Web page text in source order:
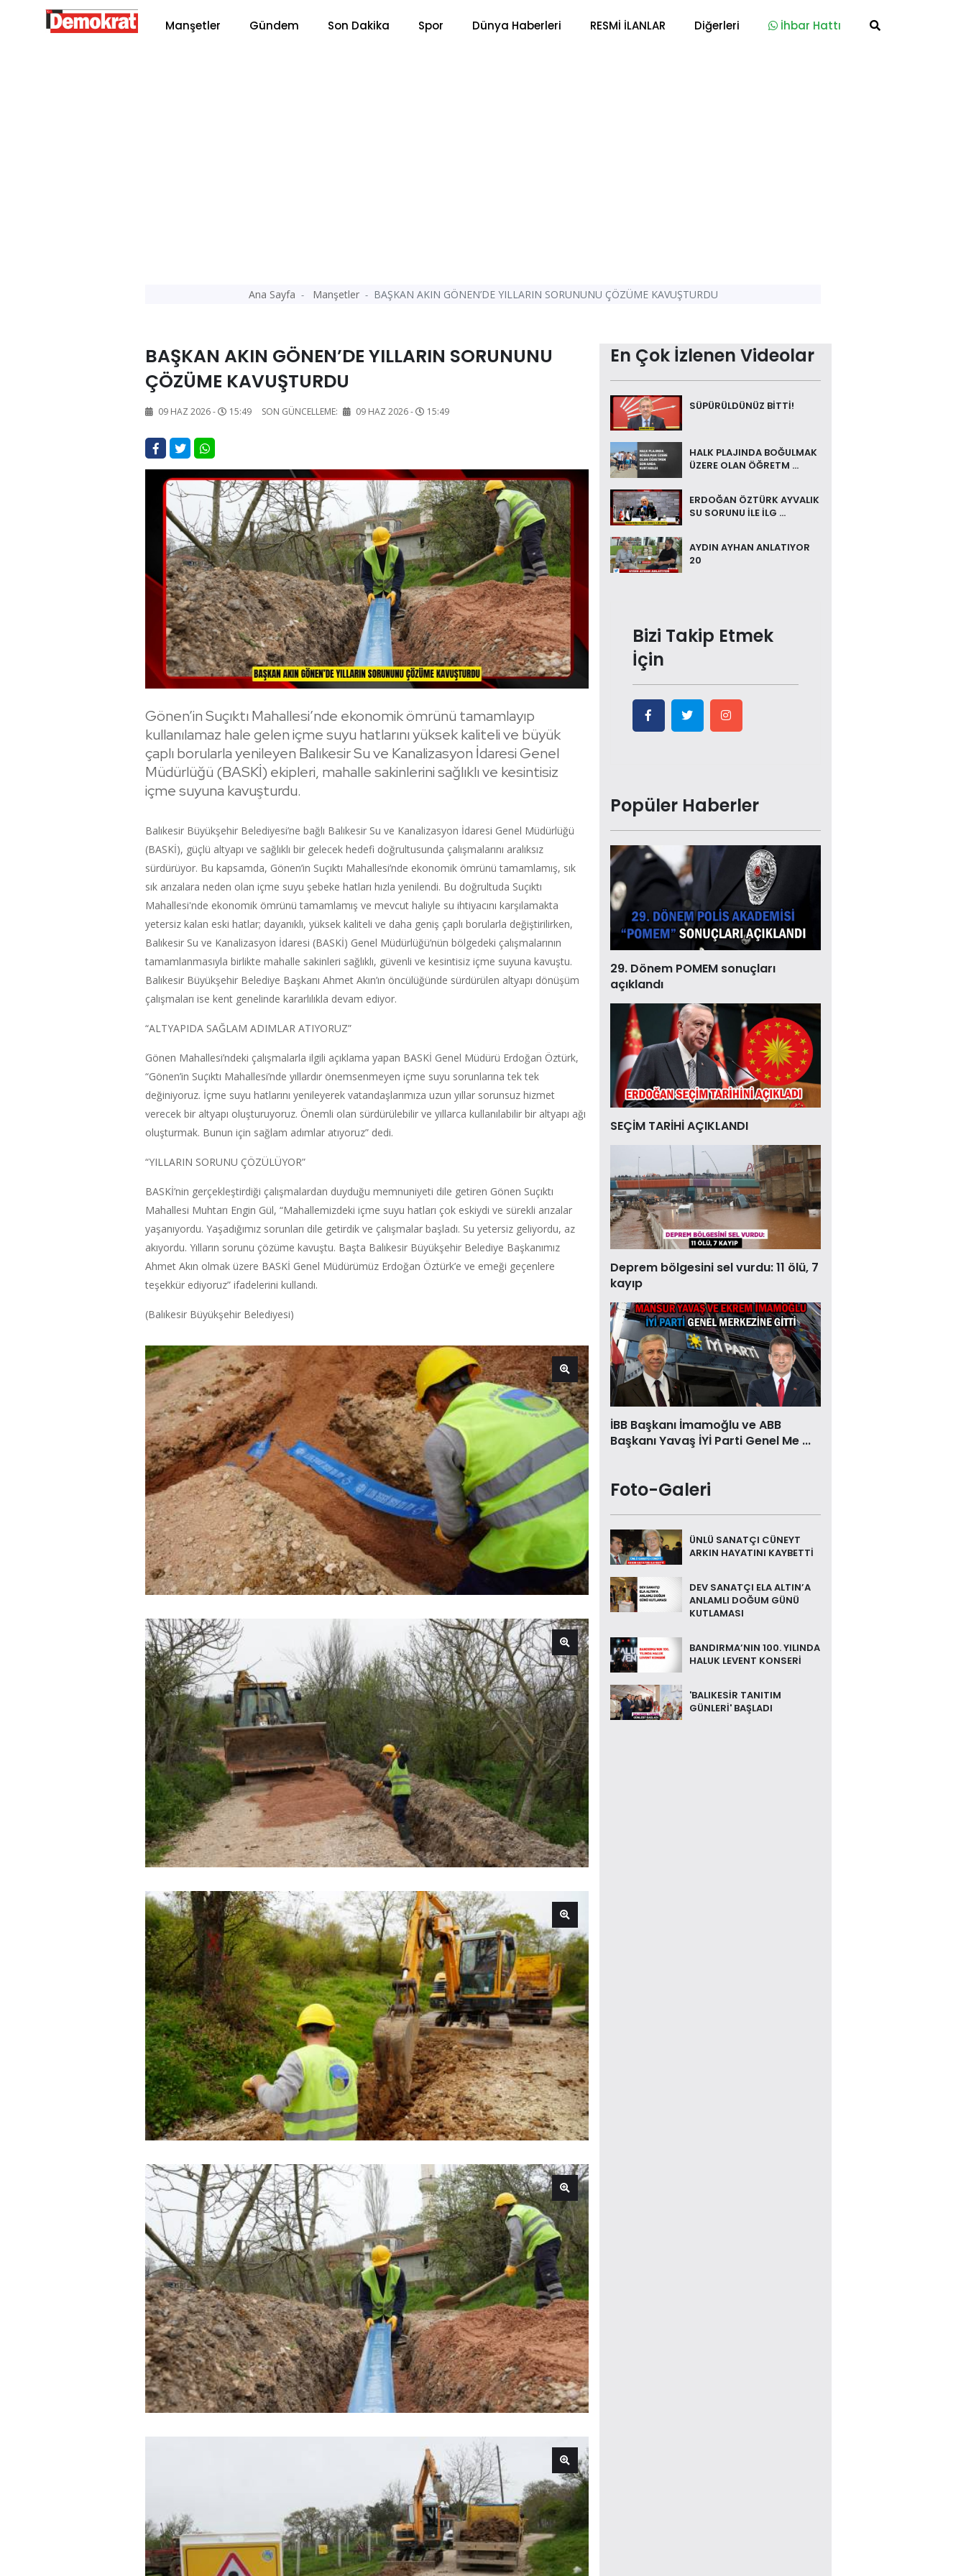
Manşetler Gündem Son Dakika Spor Dünya Haberleri RESMİ İLANLAR Diğerleri İhbar Hattı
Ana Sayfa Manşetler BAŞKAN AKIN GÖNEN’DE YILLARIN SORUNUNU ÇÖZÜME KAVUŞTURDU
BAŞKAN AKIN GÖNEN’DE YILLARIN SORUNUNU
ÇÖZÜME KAVUŞTURDU
09 HAZ 2026 - 15:49 SON GÜNCELLEME: 09 HAZ 2026 - 15:49
Gönen’in Suçıktı Mahallesi’nde ekonomik ömrünü tamamlayıp
kullanılamaz hale gelen içme suyu hatlarını yüksek kaliteli ve büyük
çaplı borularla yenileyen Balıkesir Su ve Kanalizasyon İdaresi Genel
Müdürlüğü (BASKİ) ekipleri, mahalle sakinlerini sağlıklı ve kesintisiz
içme suyuna kavuşturdu.
Balıkesir Büyükşehir Belediyesi’ne bağlı Balıkesir Su ve Kanalizasyon İdaresi Genel Müdürlüğü
(BASKİ), güçlü altyapı ve sağlıklı bir gelecek hedefi doğrultusunda çalışmalarını aralıksız
sürdürüyor. Bu kapsamda, Gönen’in Suçıktı Mahallesi’nde ekonomik ömrünü tamamlamış, sık
sık arızalara neden olan içme suyu şebeke hatları hızla yenilendi. Bu doğrultuda Suçıktı
Mahallesi'nde ekonomik ömrünü tamamlamış ve mevcut haliyle su ihtiyacını karşılamakta
yetersiz kalan eski hatlar; dayanıklı, yüksek kaliteli ve daha geniş çaplı borularla değiştirilirken,
Balıkesir Su ve Kanalizasyon İdaresi (BASKİ) Genel Müdürlüğü’nün bölgedeki çalışmalarının
tamamlanmasıyla birlikte mahalle sakinleri sağlıklı, güvenli ve kesintisiz içme suyuna kavuştu.
Balıkesir Büyükşehir Belediye Başkanı Ahmet Akın’ın öncülüğünde sürdürülen altyapı dönüşüm
çalışmaları ise kent genelinde kararlılıkla devam ediyor.
“ALTYAPIDA SAĞLAM ADIMLAR ATIYORUZ”
Gönen Mahallesi’ndeki çalışmalarla ilgili açıklama yapan BASKİ Genel Müdürü Erdoğan Öztürk,
“Gönen’in Suçıktı Mahallesi’nde yıllardır önemsenmeyen içme suyu sorunlarına tek tek
değiniyoruz. İçme suyu hatlarını yenileyerek vatandaşlarımıza uzun yıllar sorunsuz hizmet
verecek bir altyapı oluşturuyoruz. Önemli olan sürdürülebilir ve yıllarca kullanılabilir bir altyapı ağı
oluşturmak. Bunun için sağlam adımlar atıyoruz” dedi.
“YILLARIN SORUNU ÇÖZÜLÜYOR”
BASKİ’nin gerçekleştirdiği çalışmalardan duyduğu memnuniyeti dile getiren Gönen Suçıktı
Mahallesi Muhtarı Engin Gül, “Mahallemizdeki içme suyu hatları çok eskiydi ve sürekli arızalar
yaşanıyordu. Yaşadığımız sorunları dile getirdik ve çalışmalar başladı. Su yetersiz geliyordu, az
akıyordu. Yılların sorunu çözüme kavuştu. Başta Balıkesir Büyükşehir Belediye Başkanımız
Ahmet Akın olmak üzere BASKİ Genel Müdürümüz Erdoğan Öztürk’e ve emeği geçenlere
teşekkür ediyoruz” ifadelerini kullandı.
(Balıkesir Büyükşehir Belediyesi)
En Çok İzlenen Videolar
SÜPÜRÜLDÜNÜZ BİTTİ!
HALK PLAJINDA BOĞULMAK
ÜZERE OLAN ÖĞRETM ...
ERDOĞAN ÖZTÜRK AYVALIK
SU SORUNU İLE İLG ...
AYDIN AYHAN ANLATIYOR
20
Bizi Takip Etmek
İçin
Popüler Haberler
29. Dönem POMEM sonuçları
açıklandı
SEÇİM TARİHİ AÇIKLANDI
Deprem bölgesini sel vurdu: 11 ölü, 7
kayıp
İBB Başkanı İmamoğlu ve ABB
Başkanı Yavaş İYİ Parti Genel Me ...
Foto-Galeri
ÜNLÜ SANATÇI CÜNEYT
ARKIN HAYATINI KAYBETTİ
DEV SANATÇI ELA ALTIN’A
ANLAMLI DOĞUM GÜNÜ
KUTLAMASI
BANDIRMA’NIN 100. YILINDA
HALUK LEVENT KONSERİ
'BALIKESİR TANITIM
GÜNLERİ' BAŞLADI